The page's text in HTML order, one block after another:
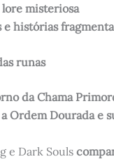
lore misteriosa
e histórias
runas
da Chama
Ordem Dourada e
e Dark Souls